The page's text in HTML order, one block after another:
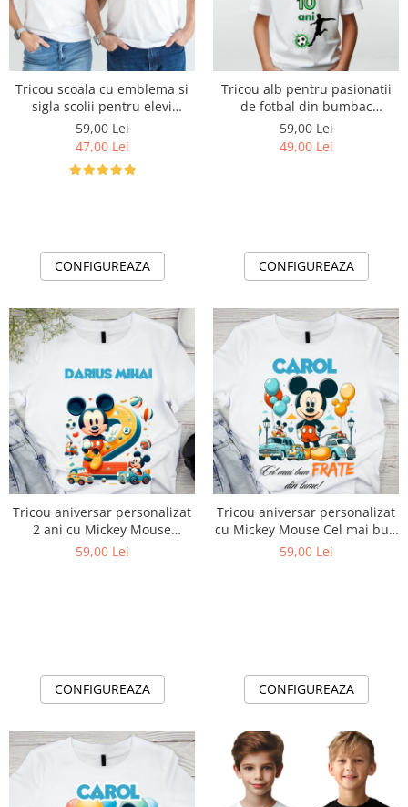
Tricou scoala cu emblema si
sigla scolii pentru elevi
ABS10913
59,00 Lei
47,00 Lei
CONFIGUREAZA
Tricou alb pentru pasionatii
de fotbal din bumbac
ABS21234
59,00 Lei
49,00 Lei
CONFIGUREAZA
Tricou aniversar personalizat
2 ani cu Mickey Mouse
TAMM1013.6
59,00 Lei
CONFIGUREAZA
Tricou aniversar personalizat
cu Mickey Mouse Cel mai bun
frate TAMM1014.1
59,00 Lei
CONFIGUREAZA